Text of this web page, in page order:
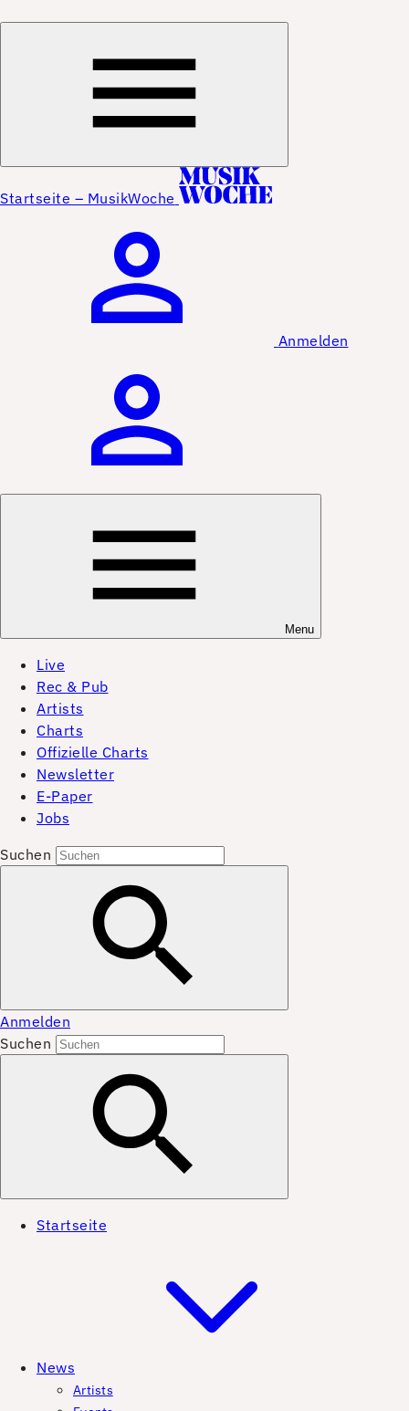
Startseite – MusikWoche
Anmelden
Menu
Live
Rec & Pub
Artists
Charts
Offizielle Charts
Newsletter
E-Paper
Jobs
Suchen
Anmelden
Suchen
Startseite
News
Artists